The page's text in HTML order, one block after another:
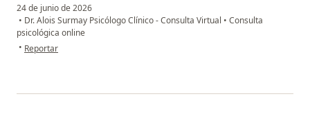
24 de junio de 2026
• Dr. Alois Surmay Psicólogo Clínico - Consulta Virtual • Consulta
psicológica online
• en opinión del usuario Juan León
Reportar